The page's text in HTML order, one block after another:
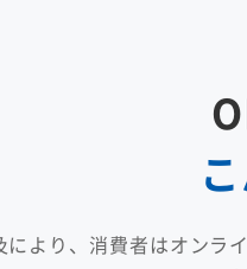
により、消費者はオンラ